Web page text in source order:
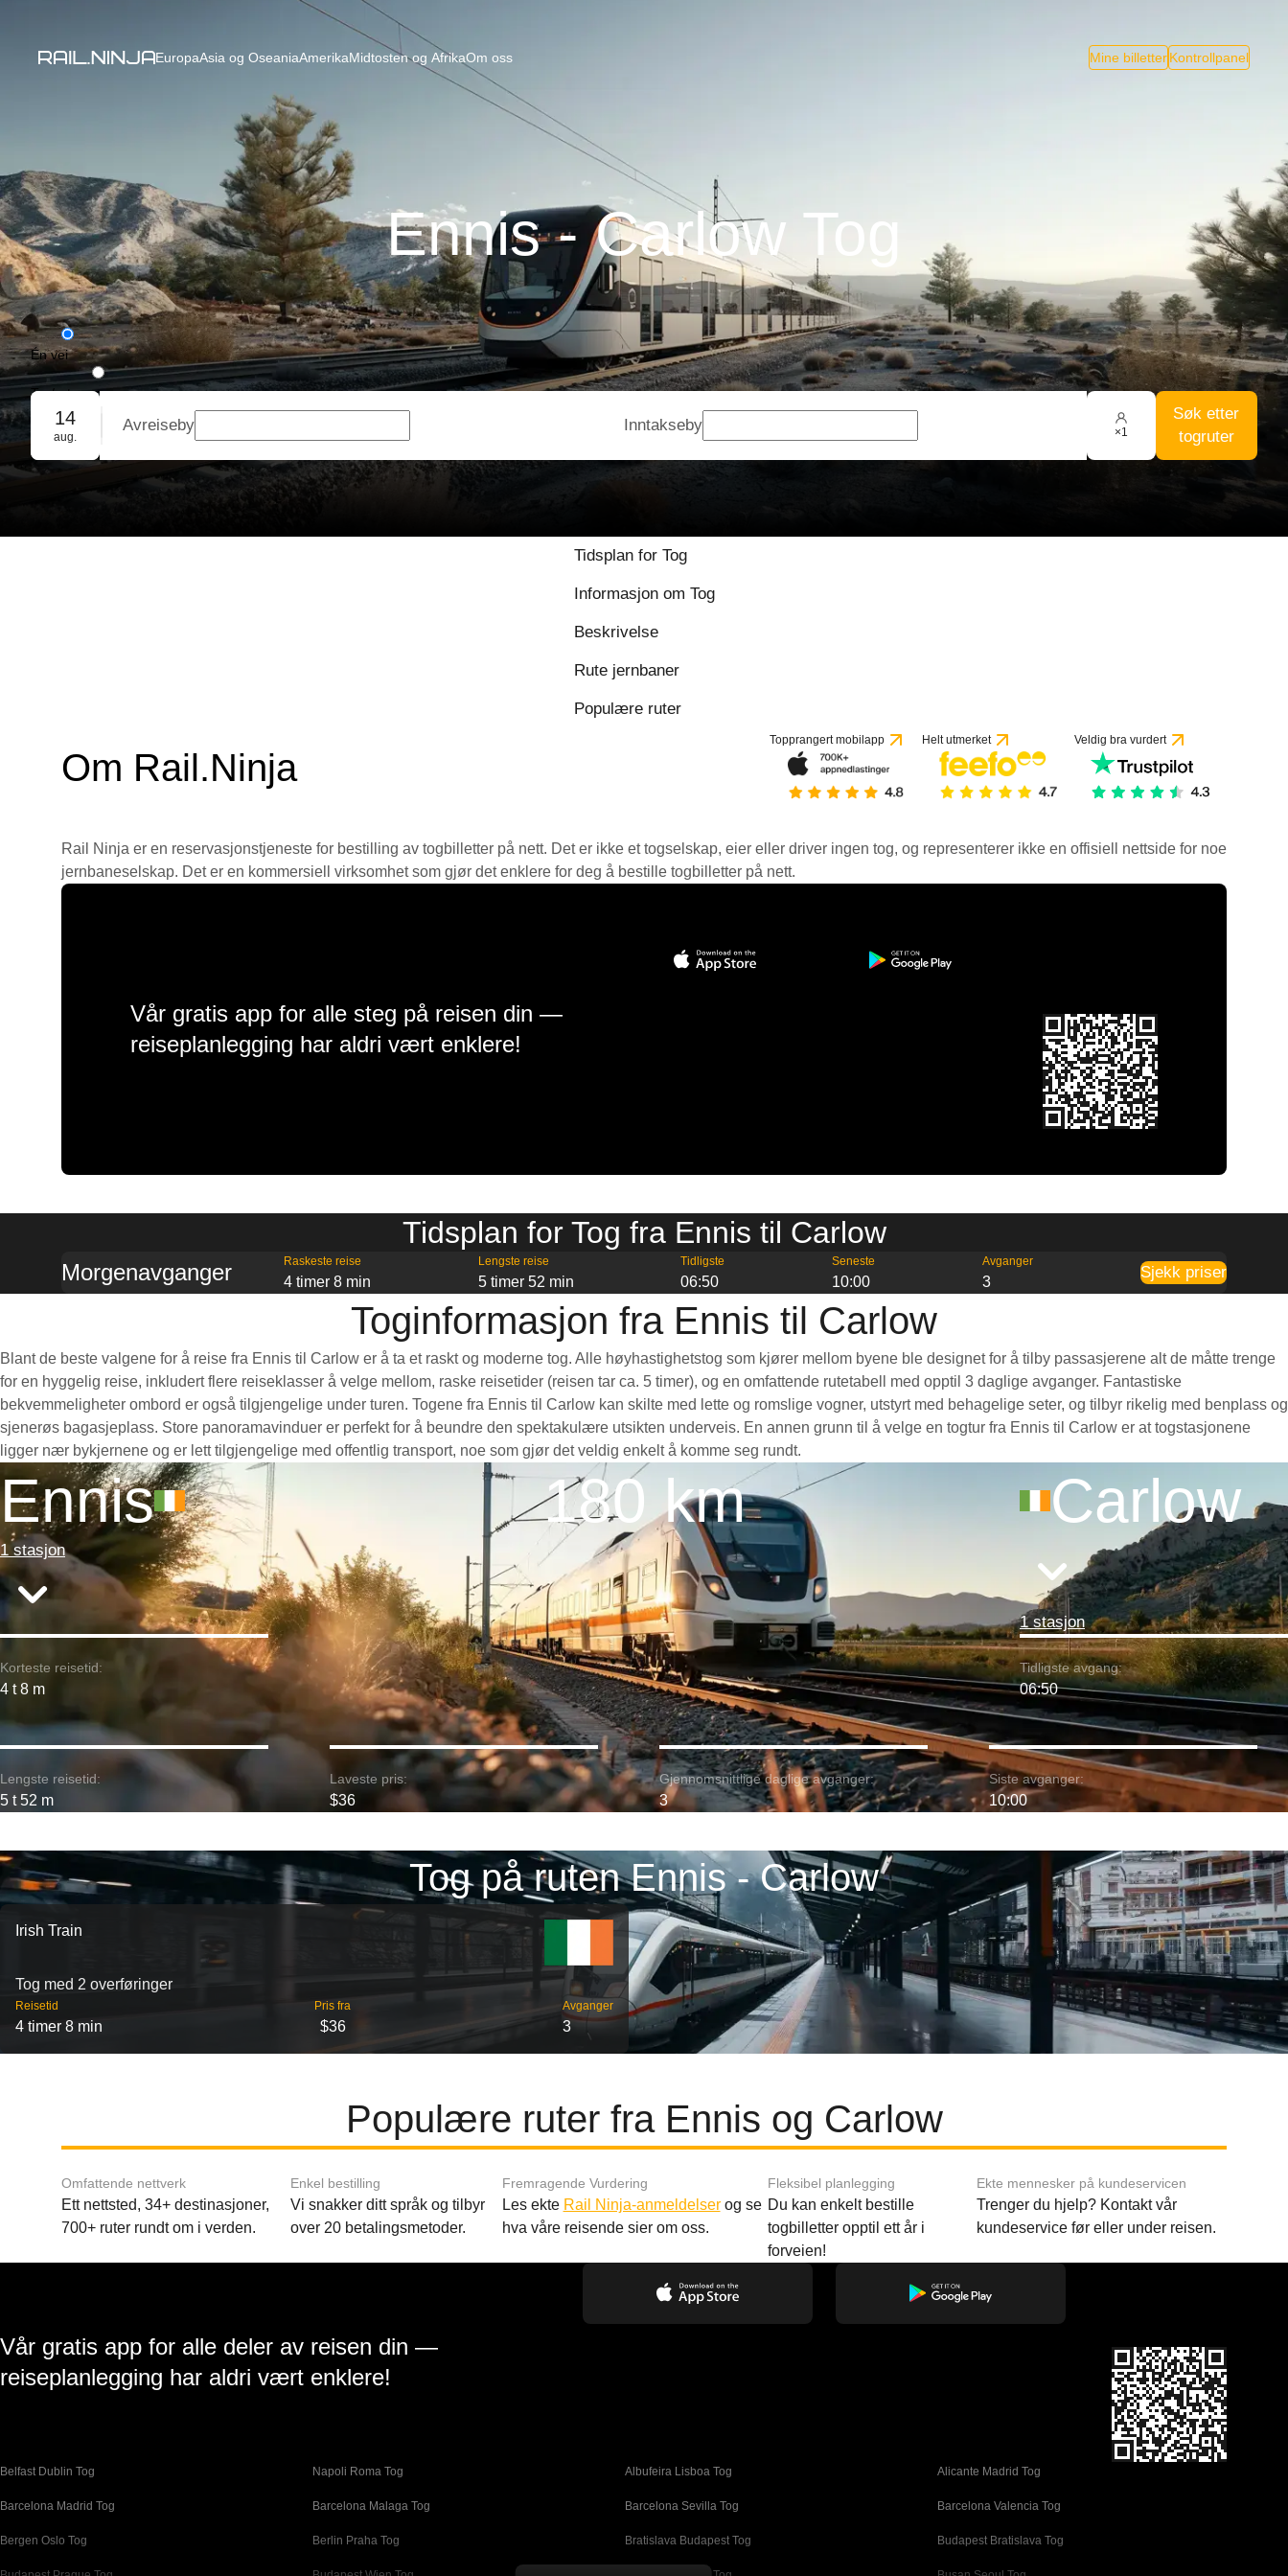
EuropaAsia og OseaniaAmerikaMidtosten og AfrikaOm oss Mine billetterKontrollpanel
Ennis - Carlow Tog
Én vei
Tur/retur
Gruppebooking
14
aug.
Avreiseby Inntakseby ×1
Søk etter
togruter
Tidsplan for Tog
Informasjon om Tog
Beskrivelse
Rute jernbaner
Populære ruter
Om Rail.Ninja
Topprangert mobilapp Helt utmerket Veldig bra vurdert
Rail Ninja er en reservasjons­tjeneste for bestilling av togbilletter på nett. Det er ikke et togselskap, eier eller driver ingen tog, og representerer ikke en offisiell nettside for noe
jernbaneselskap. Det er en kommersiell virksomhet som gjør det enklere for deg å bestille togbilletter på nett.
Vår gratis app for alle steg på reisen din —
reiseplanlegging har aldri vært enklere!
Tidsplan for Tog fra Ennis til Carlow
Morgenavganger Raskeste reise
4 timer 8 min
Lengste reise
5 timer 52 min
Tidligste
06:50
Seneste
10:00
Avganger
3
Sjekk priser
Toginformasjon fra Ennis til Carlow
Blant de beste valgene for å reise fra Ennis til Carlow er å ta et raskt og moderne tog. Alle høyhastighetstog som kjører mellom byene ble designet for å tilby passasjerene alt de måtte trenge
for en hyggelig reise, inkludert flere reiseklasser å velge mellom, raske reisetider (reisen tar ca. 5 timer), og en omfattende rutetabell med opptil 3 daglige avganger. Fantastiske
bekvemmeligheter ombord er også tilgjengelige under turen. Togene fra Ennis til Carlow kan skilte med lette og romslige vogner, utstyrt med behagelige seter, og tilbyr rikelig med benplass og
sjenerøs bagasjeplass. Store panoramavinduer er perfekt for å beundre den spektakulære utsikten underveis. En annen grunn til å velge en togtur fra Ennis til Carlow er at togstasjonene
ligger nær bykjernene og er lett tilgjengelige med offentlig transport, noe som gjør det veldig enkelt å komme seg rundt.
Ennis
1 stasjon
180 km Carlow
1 stasjon
Korteste reisetid:
4 t 8 m
Tidligste avgang:
06:50
Lengste reisetid:
5 t 52 m
Laveste pris:
$36
Gjennomsnittlige daglige avganger:
3
Siste avganger:
10:00
Tog på ruten Ennis - Carlow
Irish Train
Tog med 2 overføringer
Reisetid
4 timer 8 min
Pris fra
$36
Avganger
3
Populære ruter fra Ennis og Carlow
Omfattende nettverk
Ett nettsted, 34+ destinasjoner,
700+ ruter rundt om i verden.
Enkel bestilling
Vi snakker ditt språk og tilbyr
over 20 betalingsmetoder.
Fremragende Vurdering
Les ekte Rail Ninja-anmeldelserog se
hva våre reisende sier om oss.
Fleksibel planlegging
Du kan enkelt bestille
togbilletter opptil ett år i
forveien!
Ekte mennesker på kundeservicen
Trenger du hjelp? Kontakt vår
kundeservice før eller under reisen.
Vår gratis app for alle deler av reisen din —
reiseplanlegging har aldri vært enklere!
Belfast Dublin Tog Napoli Roma Tog Albufeira Lisboa Tog Alicante Madrid Tog
Barcelona Madrid Tog Barcelona Malaga Tog Barcelona Sevilla Tog Barcelona Valencia Tog
Bergen Oslo Tog Berlin Praha Tog Bratislava Budapest Tog Budapest Bratislava Tog